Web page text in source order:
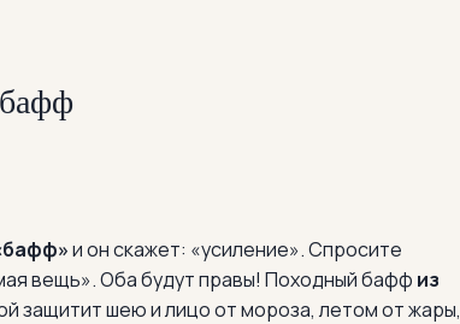
и он скажет: «усиление». Спросите
вещь». Оба будут правы! Походный бафф из
защитит шею и лицо от мороза, летом от жары,